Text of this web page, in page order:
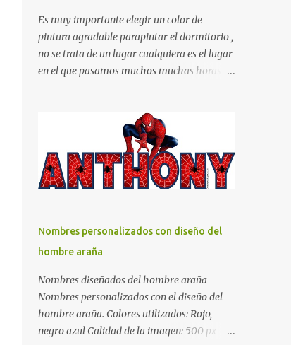
Es muy importante elegir un color de
pintura agradable parapintar el dormitorio ,
no se trata de un lugar cualquiera es el lugar
en el que pasamos muchos muchas horas y
de un lugar propio que utilizamos todos los
días y por ende debemos tratar de que éste
sea un lugar muy agradable y cómodo y
también para nuestra vista. Te mostramos
algunas sugerencias que pueden brindar la
dormitorio. El color naranja es una buena
opción para recibir esa luz y felicidad que
todo ser humano necesita. El color blanco es
ideal para lograr el relax total, es un color
que va con todo y además es color bastante
limpio que te dará esa sensación de calidez.
Los colores terra son excelentes para usar en
Nombres personalizados con diseño del
hombre araña
Nombres diseñados del hombre araña
Nombres personalizados con el diseño del
hombre araña. Colores utilizados: Rojo,
negro azul Calidad de la imagen: 500 px Si